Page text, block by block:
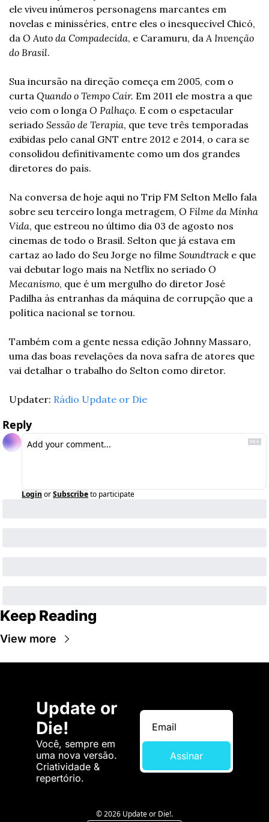
ele viveu inúmeros personagens marcantes em
novelas e minisséries, entre eles o inesquecível Chicó,
da O Auto da Compadecida, e Caramuru, da A Invenção
do Brasil.
Sua incursão na direção começa em 2005, com o
curta Quando o Tempo Cair. Em 2011 ele mostra a que
veio com o longa O Palhaço. E com o espetacular
seriado Sessão de Terapia, que teve três temporadas
exibidas pelo canal GNT entre 2012 e 2014, o cara se
consolidou definitivamente como um dos grandes
diretores do país.
Na conversa de hoje aqui no Trip FM Selton Mello fala
sobre seu terceiro longa metragem, O Filme da Minha
Vida, que estreou no último dia 03 de agosto nos
cinemas de todo o Brasil. Selton que já estava em
cartaz ao lado do Seu Jorge no filme Soundtrack e que
vai debutar logo mais na Netflix no seriado O
Mecanismo, que é um mergulho do diretor José
Padilha às entranhas da máquina de corrupção que a
política nacional se tornou.
Também com a gente nessa edição Johnny Massaro,
uma das boas revelações da nova safra de atores que
vai detalhar o trabalho do Selton como diretor.
Updater: Rádio Update or Die
Reply
Login orSubscribeto participate
Keep Reading
View more
Update or
Die!
Você, sempre em
uma nova versão.
Criatividade &
repertório.
Assinar
© 2026 Update or Die!.